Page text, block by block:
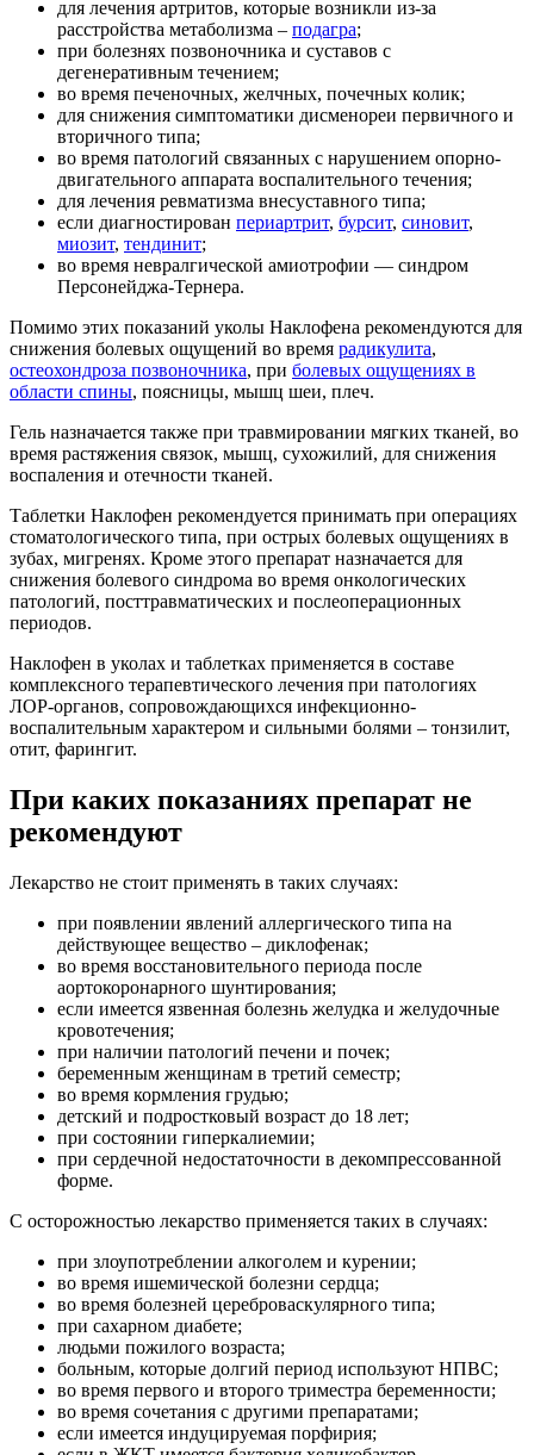
для лечения артритов, которые возникли из-за
расстройства метаболизма – подагра;
при болезнях позвоночника и суставов с
дегенеративным течением;
во время печеночных, желчных, почечных колик;
для снижения симптоматики дисменореи первичного и
вторичного типа;
во время патологий связанных с нарушением опорно-
двигательного аппарата воспалительного течения;
для лечения ревматизма внесуставного типа;
если диагностирован периартрит, бурсит, синовит,
миозит, тендинит;
во время невралгической амиотрофии — синдром
Персонейджа-Тернера.
Помимо этих показаний уколы Наклофена рекомендуются для
снижения болевых ощущений во время радикулита,
остеохондроза позвоночника, при болевых ощущениях в
области спины, поясницы, мышц шеи, плеч.
Гель назначается также при травмировании мягких тканей, во
время растяжения связок, мышц, сухожилий, для снижения
воспаления и отечности тканей.
Таблетки Наклофен рекомендуется принимать при операциях
стоматологического типа, при острых болевых ощущениях в
зубах, мигренях. Кроме этого препарат назначается для
снижения болевого синдрома во время онкологических
патологий, посттравматических и послеоперационных
периодов.
Наклофен в уколах и таблетках применяется в составе
комплексного терапевтического лечения при патологиях
ЛОР-органов, сопровождающихся инфекционно-
воспалительным характером и сильными болями – тонзилит,
отит, фарингит.
При каких показаниях препарат не
рекомендуют
Лекарство не стоит применять в таких случаях:
при появлении явлений аллергического типа на
действующее вещество – диклофенак;
во время восстановительного периода после
аортокоронарного шунтирования;
если имеется язвенная болезнь желудка и желудочные
кровотечения;
при наличии патологий печени и почек;
беременным женщинам в третий семестр;
во время кормления грудью;
детский и подростковый возраст до 18 лет;
при состоянии гиперкалиемии;
при сердечной недостаточности в декомпрессованной
форме.
С осторожностью лекарство применяется таких в случаях:
при злоупотреблении алкоголем и курении;
во время ишемической болезни сердца;
во время болезней цереброваскулярного типа;
при сахарном диабете;
людьми пожилого возраста;
больным, которые долгий период используют НПВС;
во время первого и второго триместра беременности;
во время сочетания с другими препаратами;
если имеется индуцируемая порфирия;